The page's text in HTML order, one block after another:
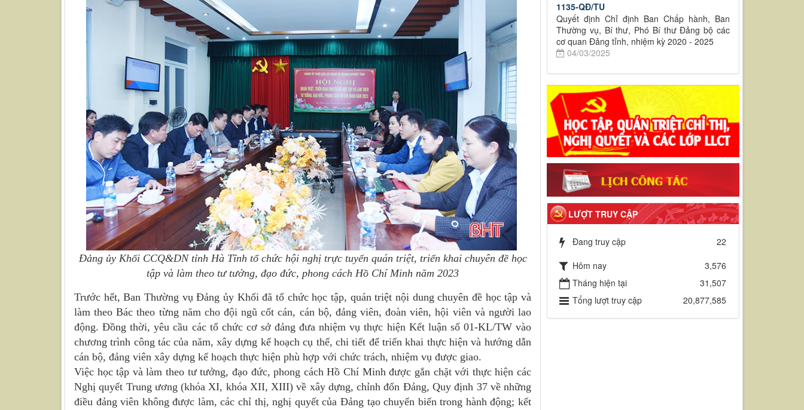
Đảng ủy Khối CCQ&DN tỉnh Hà Tĩnh tổ chức hội nghị trực tuyến quán triệt, triển khai chuyên đề học
tập và làm theo tư tưởng, đạo đức, phong cách Hồ Chí Minh năm 2023
Trước hết, Ban Thường vụ Đảng ủy Khối đã tổ chức học tập, quán triệt nội dung chuyên đề học tập và
làm theo Bác theo từng năm cho đội ngũ cốt cán, cán bộ, đảng viên, đoàn viên, hội viên và người lao
động. Đồng thời, yêu cầu các tổ chức cơ sở đảng đưa nhiệm vụ thực hiện Kết luận số 01-KL/TW vào
chương trình công tác của năm, xây dựng kế hoạch cụ thể, chi tiết để triển khai thực hiện và hướng dẫn
cán bộ, đảng viên xây dựng kế hoạch thực hiện phù hợp với chức trách, nhiệm vụ được giao.
Việc học tập và làm theo tư tưởng, đạo đức, phong cách Hồ Chí Minh được gắn chặt với thực hiện các
Nghị quyết Trung ương (khóa XI, khóa XII, XIII) về xây dựng, chỉnh đốn Đảng, Quy định 37 về những
điều đảng viên không được làm, các chỉ thị, nghị quyết của Đảng tạo chuyển biến trong hành động; kết
1135-QĐ/TU
Quyết định Chỉ định Ban Chấp hành, Ban
Thường vụ, Bí thư, Phó Bí thư Đảng bộ các
cơ quan Đảng tỉnh, nhiệm kỳ 2020 - 2025
04/03/2025
LƯỢT TRUY CẬP
Đang truy cập
22
Hôm nay
3,576
Tháng hiện tại
31,507
Tổng lượt truy cập
20,877,585